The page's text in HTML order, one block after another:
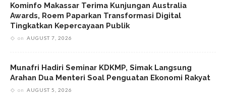
Kominfo Makassar Terima Kunjungan Australia
Awards, Roem Paparkan Transformasi Digital
Tingkatkan Kepercayaan Publik
on AUGUST 7, 2026
Munafri Hadiri Seminar KDKMP, Simak Langsung
Arahan Dua Menteri Soal Penguatan Ekonomi Rakyat
on AUGUST 5, 2026